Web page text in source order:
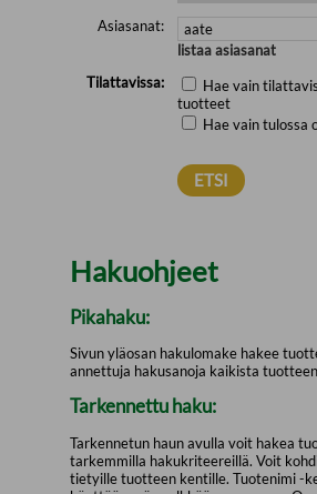
Asiasanat:
listaa asiasanat
Tilattavissa:
Hae vain
tuotteet
Hae vain tulossa
Hakuohjeet
Pikahaku:
Sivun yläosan hakulomake hakee
annettuja hakusanoja kaikista
Tarkennettu haku:
Tarkennetun haun avulla voit hakea
tarkemmilla hakukriteereillä. Voit
tietyille tuotteen kentille. Tuotenimi -